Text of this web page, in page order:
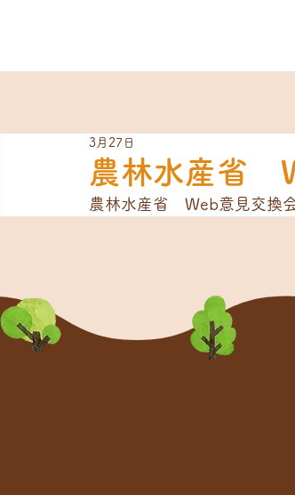
農林水産省
3月27日
農林水産省　Web意見交換